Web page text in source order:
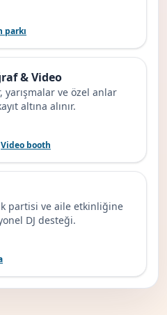
parkı
& Video
ve özel anlar
altına alınır.
Video booth
partisi ve aile etkinliğine
DJ desteği.